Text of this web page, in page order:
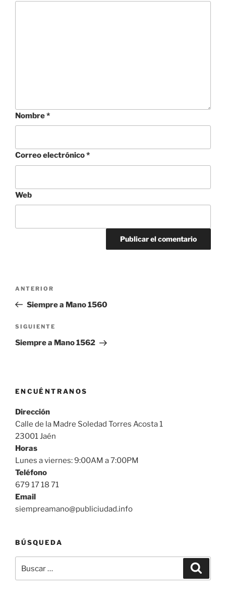
Nombre*
Correo electrónico*
Web
Navegación
entradas
Entrada
anterior:
ANTERIOR
Siempre a Mano 1560
Siguiente
entrada
SIGUIENTE
Siempre a Mano 1562
ENCUÉNTRANOS
Dirección
Calle de la Madre Soledad Torres Acosta 1
23001 Jaén
Horas
Lunes a viernes: 9:00AM a 7:00PM
Teléfono
679 17 18 71
Email
siempreamano@publiciudad.info
BÚSQUEDA
por: